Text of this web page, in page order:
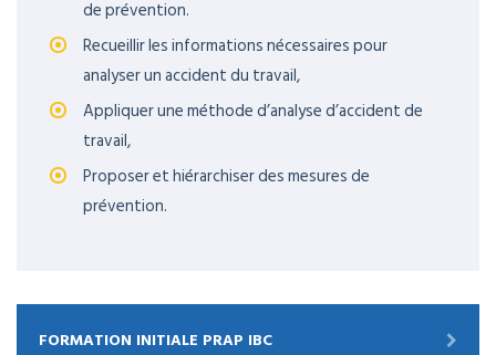
de prévention.
Recueillir les informations nécessaires pour
analyser un accident du travail,
Appliquer une méthode d’analyse d’accident de
travail,
Proposer et hiérarchiser des mesures de
prévention.
FORMATION INITIALE PRAP IBC